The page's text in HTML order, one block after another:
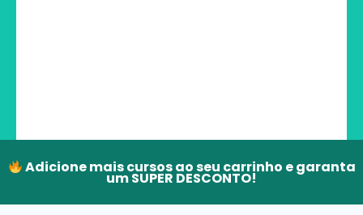
Adicione mais cursos ao seu carrinho e garanta
um SUPER DESCONTO!